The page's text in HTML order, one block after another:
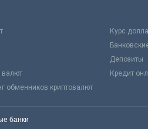
Курс
Депозиты
валют
Кредит
обменников криптовалют
банки